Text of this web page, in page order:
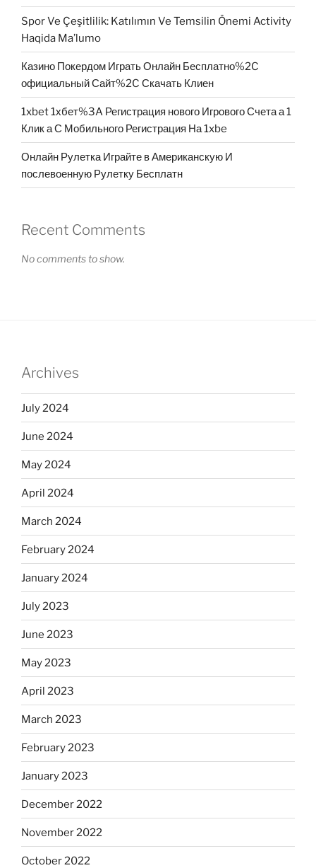
Spor Ve Çeşitlilik: Katılımın Ve Temsilin Önemi Activity
Haqida Ma’lumo
Казино Покердом Играть Онлайн Бесплатно%2C
официальный Сайт%2C Скачать Клиен
1xbet 1хбет%3A Регистрация нового Игрового Счета а 1
Клик а С Мобильного Регистрация На 1xbe
Онлайн Рулетка Играйте в Американскую И
послевоенную Рулетку Бесплатн
Recent Comments
No comments to show.
Archives
July 2024
June 2024
May 2024
April 2024
March 2024
February 2024
January 2024
July 2023
June 2023
May 2023
April 2023
March 2023
February 2023
January 2023
December 2022
November 2022
October 2022